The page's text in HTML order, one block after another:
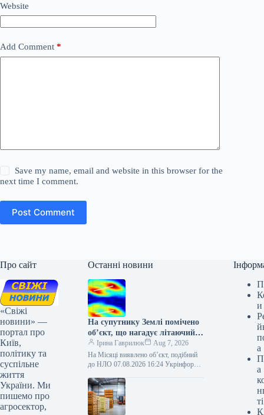
Website
Add Comment *
Save my name, email and website in this browser for the
next time I comment.
Post Comment
Про сайт
«Свіжі
новини» —
портал про
Київ,
політику та
суспільне
життя
України. Ми
пишемо про
агросектор,
Останні новини
На супутнику Землі помічено
об’єкт, що нагадує літаючий
апарат невідомого
походження.
Ірина Гаврилюк
Aug 7, 2026
На Місяці виявлено об’єкт, подібний
до НЛО 07.08.2026 16:24 Укрінформ
серпня Крім того,…
и
а
а
ті